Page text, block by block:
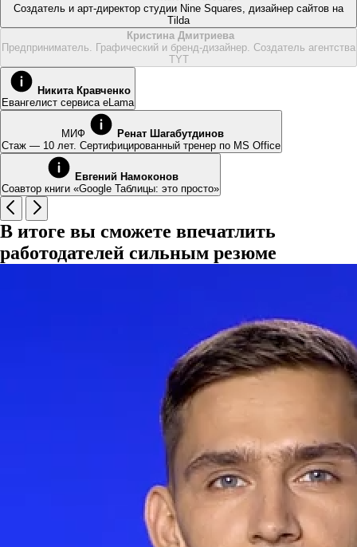
Создатель и арт-директор студии Nine Squares, дизайнер сайтов на
Tilda
Кристина Дмитриева
Предприниматель. Графический и бренд-дизайнер. Создатель агентства
TYT
Никита Кравченко
Евангелист сервиса eLama
МИФ
Ренат Шагабутдинов
Стаж — 10 лет. Сертифицированный тренер по MS Office
Евгений Намоконов
Соавтор книги «Google Таблицы: это просто»
В итоге вы сможете впечатлить
работодателей сильным резюме